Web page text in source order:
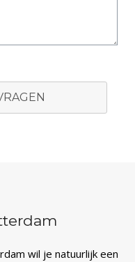
wil je natuurlijk een